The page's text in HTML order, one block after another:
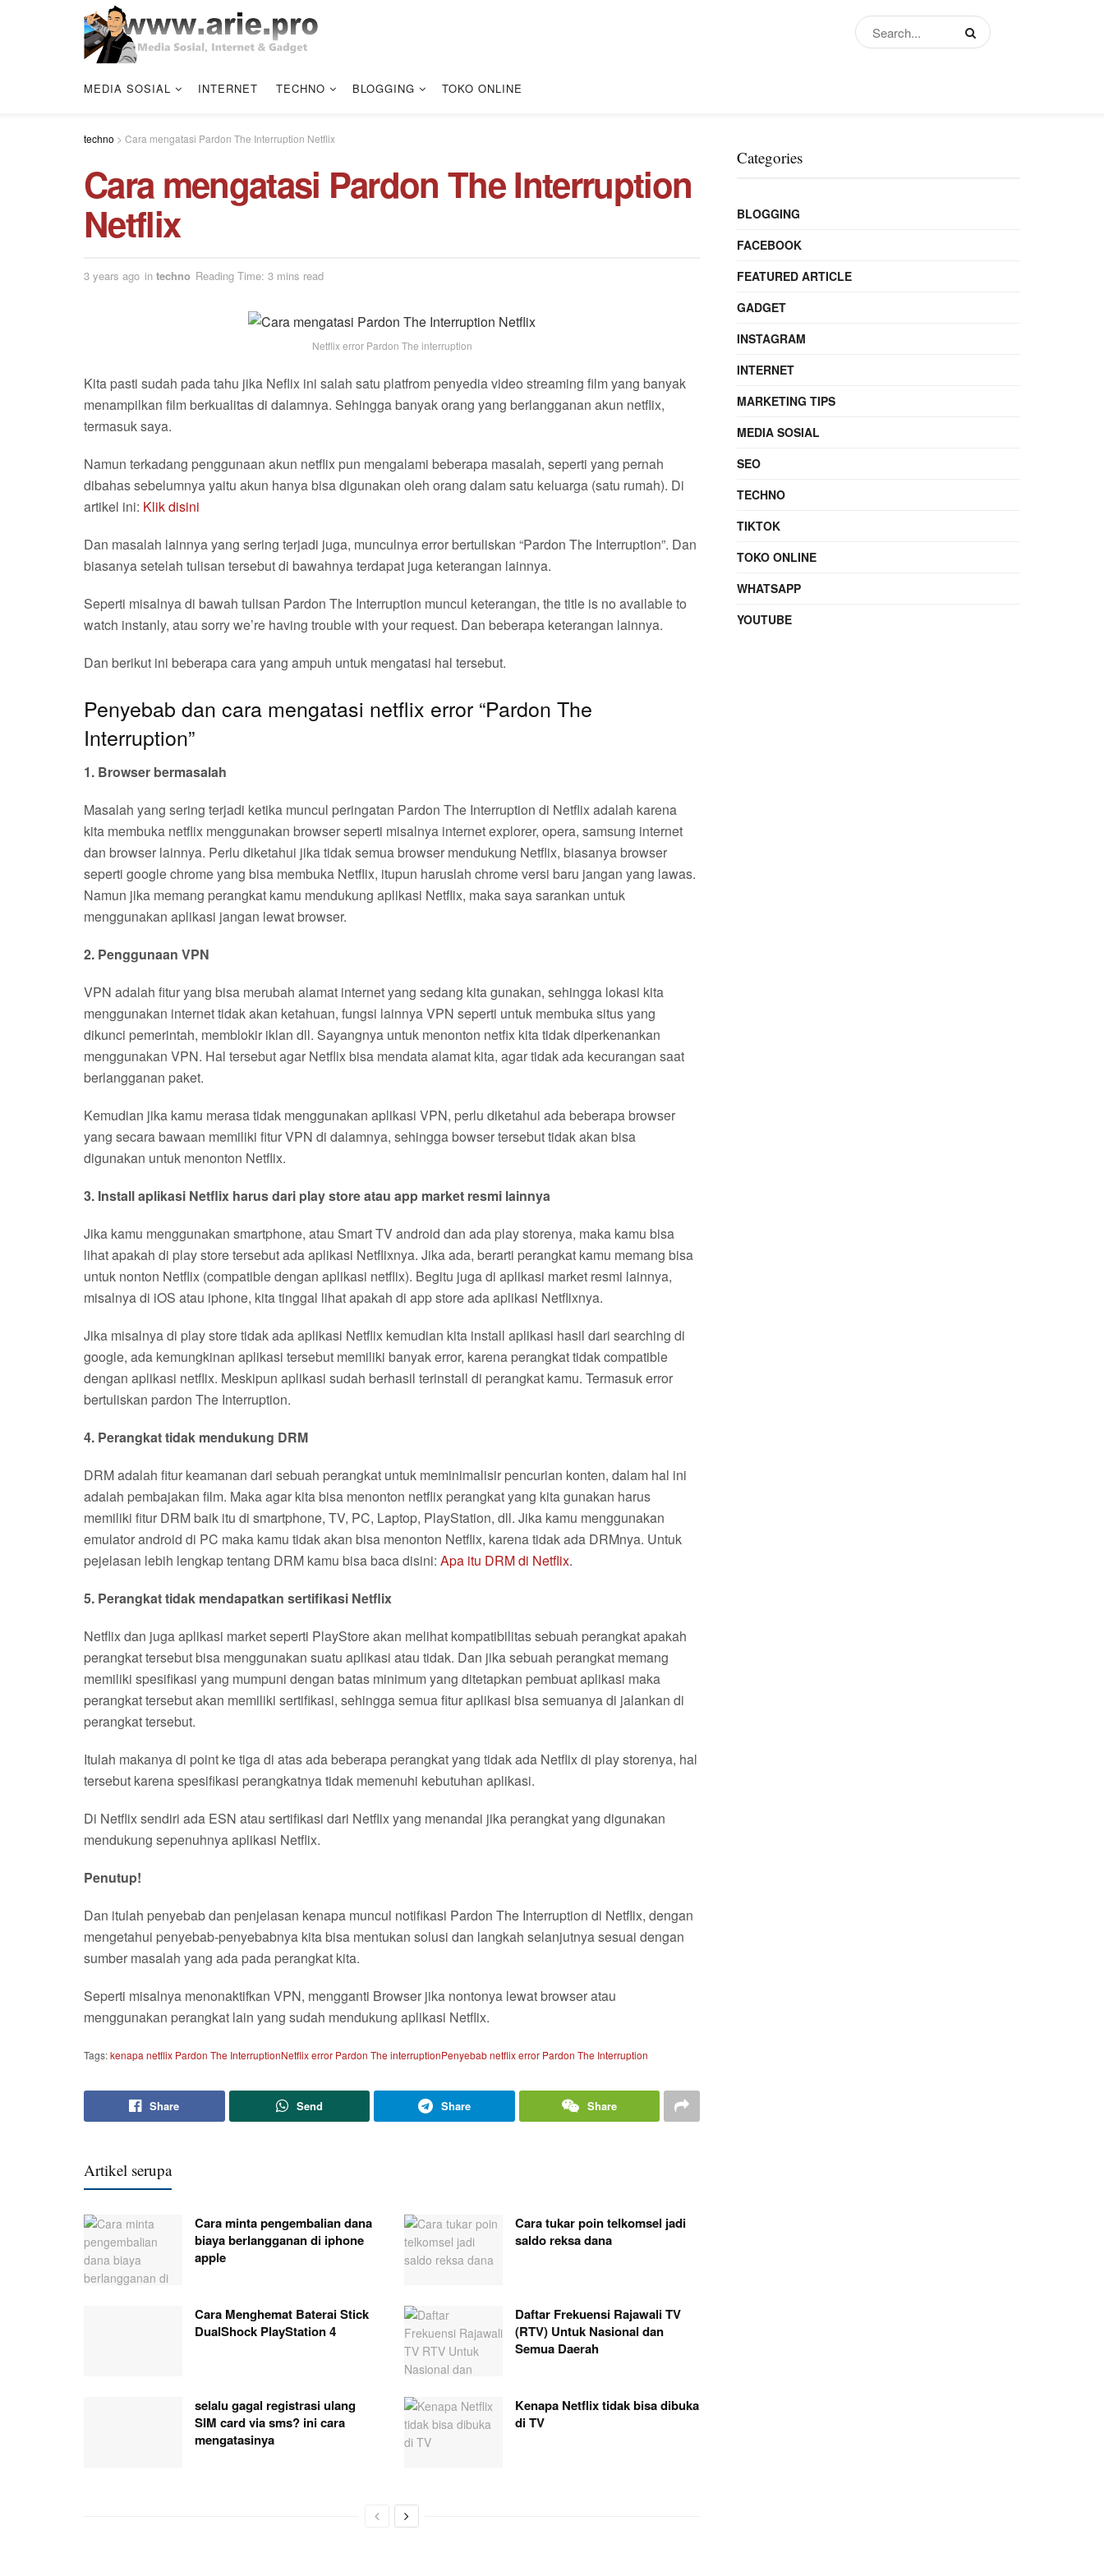
MEDIA SOSIAL INTERNET TECHNO BLOGGING TOKO ONLINE
techno > Cara mengatasi Pardon The Interruption Netflix
Cara mengatasi Pardon The Interruption
Netflix
3 years ago in techno Reading Time: 3 mins read
Netflix error Pardon The interruption
Kita pasti sudah pada tahu jika Neflix ini salah satu platfrom penyedia video streaming film yang banyak
menampilkan film berkualitas di dalamnya. Sehingga banyak orang yang berlangganan akun netflix,
termasuk saya.
Namun terkadang penggunaan akun netflix pun mengalami beberapa masalah, seperti yang pernah
dibahas sebelumnya yaitu akun hanya bisa digunakan oleh orang dalam satu keluarga (satu rumah). Di
artikel ini: Klik disini
Dan masalah lainnya yang sering terjadi juga, munculnya error bertuliskan “Pardon The Interruption”. Dan
biasanya setelah tulisan tersebut di bawahnya terdapat juga keterangan lainnya.
Seperti misalnya di bawah tulisan Pardon The Interruption muncul keterangan, the title is no available to
watch instanly, atau sorry we’re having trouble with your request. Dan beberapa keterangan lainnya.
Dan berikut ini beberapa cara yang ampuh untuk mengatasi hal tersebut.
Penyebab dan cara mengatasi netflix error “Pardon The
Interruption”
1. Browser bermasalah
Masalah yang sering terjadi ketika muncul peringatan Pardon The Interruption di Netflix adalah karena
kita membuka netflix menggunakan browser seperti misalnya internet explorer, opera, samsung internet
dan browser lainnya. Perlu diketahui jika tidak semua browser mendukung Netflix, biasanya browser
seperti google chrome yang bisa membuka Netflix, itupun haruslah chrome versi baru jangan yang lawas.
Namun jika memang perangkat kamu mendukung aplikasi Netflix, maka saya sarankan untuk
menggunakan aplikasi jangan lewat browser.
2. Penggunaan VPN
VPN adalah fitur yang bisa merubah alamat internet yang sedang kita gunakan, sehingga lokasi kita
menggunakan internet tidak akan ketahuan, fungsi lainnya VPN seperti untuk membuka situs yang
dikunci pemerintah, memblokir iklan dll. Sayangnya untuk menonton netfix kita tidak diperkenankan
menggunakan VPN. Hal tersebut agar Netflix bisa mendata alamat kita, agar tidak ada kecurangan saat
berlangganan paket.
Kemudian jika kamu merasa tidak menggunakan aplikasi VPN, perlu diketahui ada beberapa browser
yang secara bawaan memiliki fitur VPN di dalamnya, sehingga bowser tersebut tidak akan bisa
digunakan untuk menonton Netflix.
3. Install aplikasi Netflix harus dari play store atau app market resmi lainnya
Jika kamu menggunakan smartphone, atau Smart TV android dan ada play storenya, maka kamu bisa
lihat apakah di play store tersebut ada aplikasi Netflixnya. Jika ada, berarti perangkat kamu memang bisa
untuk nonton Netflix (compatible dengan aplikasi netflix). Begitu juga di aplikasi market resmi lainnya,
misalnya di iOS atau iphone, kita tinggal lihat apakah di app store ada aplikasi Netflixnya.
Jika misalnya di play store tidak ada aplikasi Netflix kemudian kita install aplikasi hasil dari searching di
google, ada kemungkinan aplikasi tersebut memiliki banyak error, karena perangkat tidak compatible
dengan aplikasi netflix. Meskipun aplikasi sudah berhasil terinstall di perangkat kamu. Termasuk error
bertuliskan pardon The Interruption.
4. Perangkat tidak mendukung DRM
DRM adalah fitur keamanan dari sebuah perangkat untuk meminimalisir pencurian konten, dalam hal ini
adalah pembajakan film. Maka agar kita bisa menonton netflix perangkat yang kita gunakan harus
memiliki fitur DRM baik itu di smartphone, TV, PC, Laptop, PlayStation, dll. Jika kamu menggunakan
emulator android di PC maka kamu tidak akan bisa menonton Netflix, karena tidak ada DRMnya. Untuk
pejelasan lebih lengkap tentang DRM kamu bisa baca disini: Apa itu DRM di Netflix.
5. Perangkat tidak mendapatkan sertifikasi Netflix
Netflix dan juga aplikasi market seperti PlayStore akan melihat kompatibilitas sebuah perangkat apakah
perangkat tersebut bisa menggunakan suatu aplikasi atau tidak. Dan jika sebuah perangkat memang
memiliki spesifikasi yang mumpuni dengan batas minimum yang ditetapkan pembuat aplikasi maka
perangkat tersebut akan memiliki sertifikasi, sehingga semua fitur aplikasi bisa semuanya di jalankan di
perangkat tersebut.
Itulah makanya di point ke tiga di atas ada beberapa perangkat yang tidak ada Netflix di play storenya, hal
tersebut karena spesifikasi perangkatnya tidak memenuhi kebutuhan aplikasi.
Di Netflix sendiri ada ESN atau sertifikasi dari Netflix yang menandai jika perangkat yang digunakan
mendukung sepenuhnya aplikasi Netflix.
Penutup!
Dan itulah penyebab dan penjelasan kenapa muncul notifikasi Pardon The Interruption di Netflix, dengan
mengetahui penyebab-penyebabnya kita bisa mentukan solusi dan langkah selanjutnya sesuai dengan
sumber masalah yang ada pada perangkat kita.
Seperti misalnya menonaktifkan VPN, mengganti Browser jika nontonya lewat browser atau
menggunakan perangkat lain yang sudah mendukung aplikasi Netflix.
Tags:kenapa netflix Pardon The InterruptionNetflix error Pardon The interruptionPenyebab netflix error Pardon The Interruption
Share Send Share Share
Artikel serupa
Cara minta pengembalian dana
biaya berlangganan di iphone
apple
Cara tukar poin telkomsel jadi
saldo reksa dana
Cara Menghemat Baterai Stick
DualShock PlayStation 4
Daftar Frekuensi Rajawali TV
(RTV) Untuk Nasional dan
Semua Daerah
selalu gagal registrasi ulang
SIM card via sms? ini cara
mengatasinya
Kenapa Netflix tidak bisa dibuka
di TV
Categories
BLOGGING
FACEBOOK
FEATURED ARTICLE
GADGET
INSTAGRAM
INTERNET
MARKETING TIPS
MEDIA SOSIAL
SEO
TECHNO
TIKTOK
TOKO ONLINE
WHATSAPP
YOUTUBE